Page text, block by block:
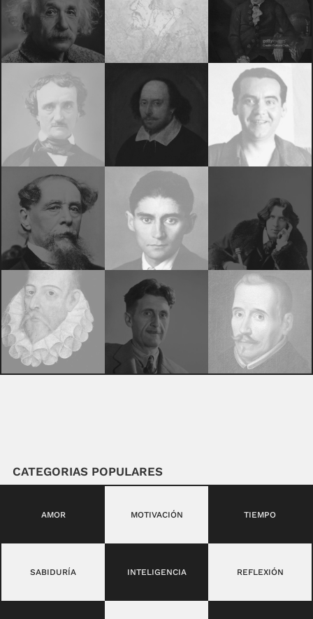
CATEGORIAS POPULARES
AMOR MOTIVACIÓN TIEMPO
SABIDURÍA INTELIGENCIA REFLEXIÓN